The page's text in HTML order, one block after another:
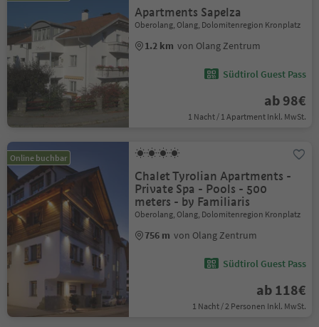
Apartments Sapelza
Oberolang, Olang, Dolomitenregion Kronplatz
1.2 km von Olang Zentrum
Südtirol Guest Pass
ab 98€
1 Nacht / 1 Apartment Inkl. MwSt.
Online buchbar
Chalet Tyrolian Apartments -
Private Spa - Pools - 500
meters - by Familiaris
Oberolang, Olang, Dolomitenregion Kronplatz
756 m von Olang Zentrum
Südtirol Guest Pass
ab 118€
1 Nacht / 2 Personen Inkl. MwSt.